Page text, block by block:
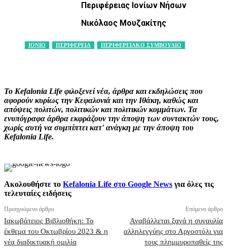
Περιφέρειας Ιονίων Νήσων
Νικόλαος Μουζακίτης
ΙΟΝΙΟ ΠΕΡΙΦΕΡΕΙΑ ΠΕΡΙΦΕΡΕΙΑΚΟ ΣΥΜΒΟΥΛΙΟ
Το Kefalonia Life φιλοξενεί νέα, άρθρα και εκδηλώσεις που
αφορούν κυρίως την Κεφαλονιά και την Ιθάκη, καθώς και
απόψεις πολιτών, πολιτικών και πολιτικών κομμάτων. Τα
ενυπόγραφα άρθρα εκφράζουν την άποψη των συντακτών τους,
χωρίς αυτή να συμπίπτει κατ' ανάγκη με την άποψη του
Kefalonia Life.
Ακολουθήστε το Kefalonia Life στο Google News για όλες τις
τελευταίες ειδήσεις
Προηγούμενο άρθρο
Ιακωβάτειος Βιβλιοθήκη: Το
έκθεμα του Οκτωβρίου 2023 & η
νέα διαδικτυακή ομιλία
Επόμενο άρθρο
Αναβάλλεται ξανά η συναυλία
αλληλεγγύης στο Αργοστόλι για
τους πλημμυροπαθείς της